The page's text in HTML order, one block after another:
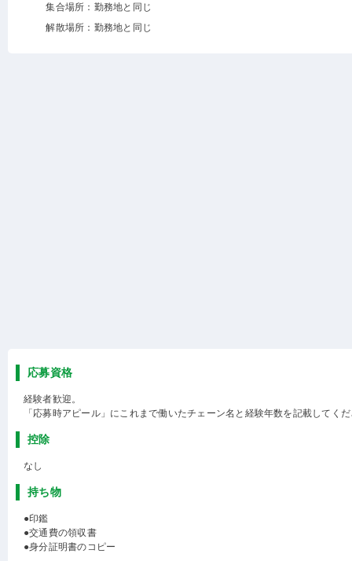
集合場所：勤務地と同じ
解散場所：勤務地と同じ
応募資格
経験者歓迎。
「応募時アピール」にこれまで働いたチェーン名と経験年数を記載してく
控除
なし
持ち物
●印鑑
●交通費の領収書
●身分証明書のコピー